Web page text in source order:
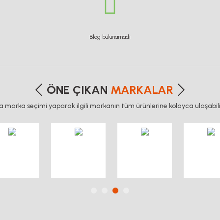
Blog bulunamadı
ÖNE ÇIKAN MARKALAR
marka seçimi yaparak ilgili markanın tüm ürünlerine kolayca